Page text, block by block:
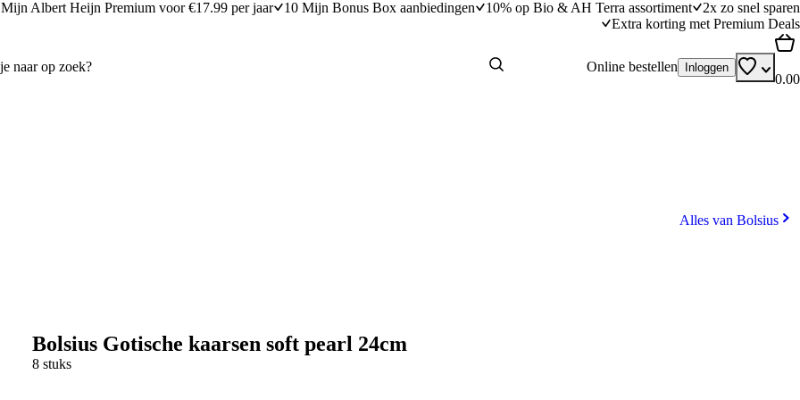
Mijn Albert Heijn Premium voor €17.99 per jaar 10 Mijn Bonus Box aanbiedingen 10% op Bio & AH Terra assortiment
2x zo snel sparen
Extra korting met Premium Deals
Online bestellen Inloggen
0.00
Alles van Bolsius
Bolsius Gotische kaarsen soft pearl 24cm
8 stuks